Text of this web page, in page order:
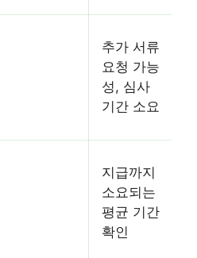
추가 서류
요청 가능
성, 심사
기간 소요
지급까지
소요되는
평균 기간
확인